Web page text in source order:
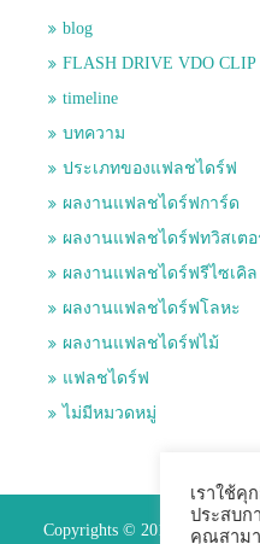
blog
FLASH DRIVE VDO CLIP
timeline
บทความ
ประเภทของแฟลชไดร์ฟ
ผลงานแฟลชไดร์ฟการ์ด
ผลงานแฟลชไดร์ฟทวิสเตอ
ผลงานแฟลชไดร์ฟรีไซเคิล
ผลงานแฟลชไดร์ฟโลหะ
ผลงานแฟลชไดร์ฟไม้
แฟลชไดร์ฟ
ไม่มีหมวดหมู่
Copyrights © 2015 Premium
เราใช้คุ
ประสบก
คุณสาม